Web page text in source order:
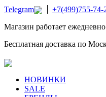
Telegram
+7(499)755-74-
Магазин работает
Бесплатная доставка по
НОВИНКИ
SALE